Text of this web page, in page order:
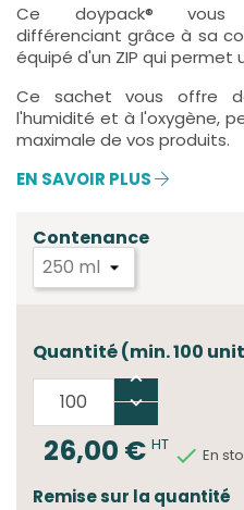
Ce doypack®
différenciant grâce à sa
équipé d'un ZIP qui
Ce sachet vous offre
l'humidité et à l'oxygène,
maximale de vos produits.
EN SAVOIR PLUS
Contenance
Quantité (min. 100
26,00 € HT  En
Remise sur la quantité